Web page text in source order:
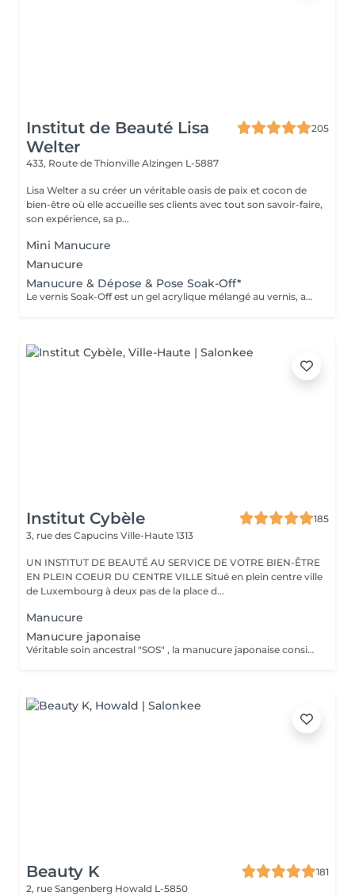
Institut de Beauté Lisa
Welter
205
433, Route de Thionville Alzingen L-5887
Lisa Welter a su créer un véritable oasis de paix et cocon de
bien-être où elle accueille ses clients avec tout son savoir-faire,
son expérience, sa p...
Mini Manucure
Manucure
Manucure & Dépose & Pose Soak-Off*
Le vernis Soak-Off est un gel acrylique mélangé au vernis, appliqué sur l'ongle et durci par des LED. Il a la même texture qu'un vernis classique, est aussi liquide et a encore plus de brillance. Il reste impeccable, sans ternir et sans s'écailler jusqu'à 18 jours
Institut Cybèle
185
3, rue des Capucins Ville-Haute 1313
UN INSTITUT DE BEAUTÉ AU SERVICE DE VOTRE BIEN-ÊTRE
EN PLEIN COEUR DU CENTRE VILLE Situé en plein centre ville
de Luxembourg à deux pas de la place d...
Manucure
Manucure japonaise
Véritable soin ancestral "SOS" , la manucure japonaise consiste à nourrir l'ongle en profondeur à l'aide de produits 100% naturels riches en cire d'abeille, kératine et vitamines, puis à faire pénétrer ces actifs grâce à un polissage doux. Cela permet de lisser la surface de l'ongle et de lui donner une brillance naturelle effet glossy pendant 3 semaines. L'effet est immédiat et le résultat est bluffant. Ce rituel stimule la circulation sanguine et la croissance des ongles Idéale pour les ongles fragiles, abîmés ou après des poses de gel ou semi-permanent, la manucure japonaise aide à retrouver des ongles sains, forts et brillants. Excellente manucure pour les personnes qui ne veulent pas ou ne peuvent pas mettre du gel, semi permanent.
Beauty K
181
2, rue Sangenberg Howald L-5850